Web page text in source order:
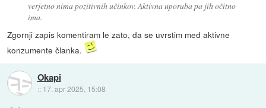
verjetno nima pozitivnih učinkov. Aktivna uporaba pa jih očitno
ima.
Zgornji zapis komentiram le zato, da se uvrstim med aktivne
konzumente članka.
Okapi
:: 17. apr 2025, 15:08